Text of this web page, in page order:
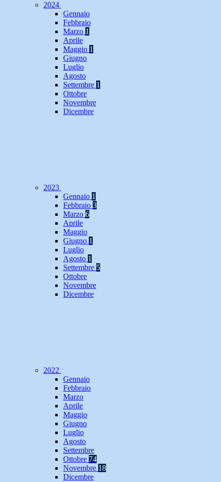
2024
Gennaio
Febbraio
Marzo 1
Aprile
Maggio 1
Giugno
Luglio
Agosto
Settembre 1
Ottobre
Novembre
Dicembre
2023
Gennaio 1
Febbraio 3
Marzo 6
Aprile
Maggio
Giugno 1
Luglio
Agosto 1
Settembre 5
Ottobre
Novembre
Dicembre
2022
Gennaio
Febbraio
Marzo
Aprile
Maggio
Giugno
Luglio
Agosto
Settembre
Ottobre 74
Novembre 18
Dicembre